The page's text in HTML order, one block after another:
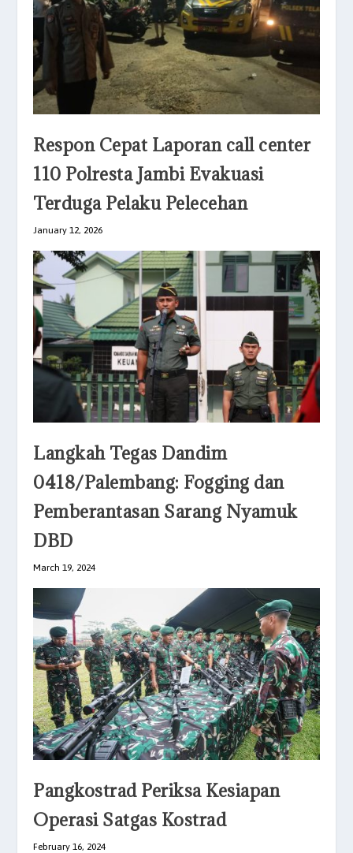
Respon Cepat Laporan call center
110 Polresta Jambi Evakuasi
Terduga Pelaku Pelecehan
January 12, 2026
Langkah Tegas Dandim
0418/Palembang: Fogging dan
Pemberantasan Sarang Nyamuk
DBD
March 19, 2024
Pangkostrad Periksa Kesiapan
Operasi Satgas Kostrad
February 16, 2024